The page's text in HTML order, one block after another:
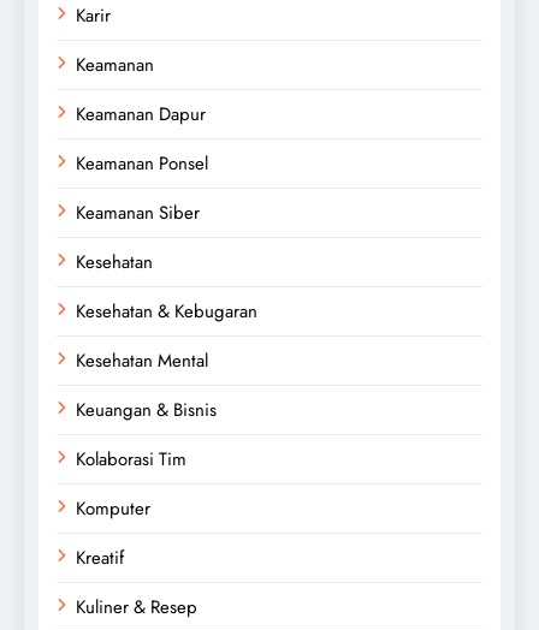
Karir
Keamanan
Keamanan Dapur
Keamanan Ponsel
Keamanan Siber
Kesehatan
Kesehatan & Kebugaran
Kesehatan Mental
Keuangan & Bisnis
Kolaborasi Tim
Komputer
Kreatif
Kuliner & Resep